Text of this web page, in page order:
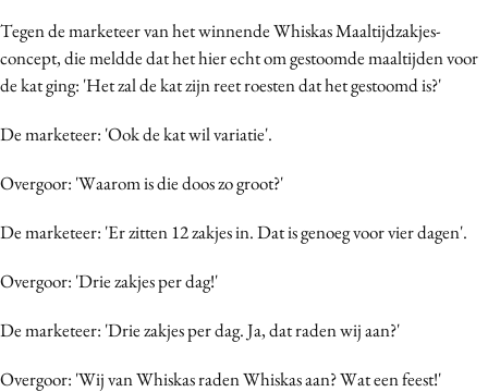
Tegen de marketeer van het winnende Whiskas Maaltijdzakjes-
concept, die meldde dat het hier echt om gestoomde maaltijden voor
de kat ging: 'Het zal de kat zijn reet roesten dat het gestoomd is?'
De marketeer: 'Ook de kat wil variatie'.
Overgoor: 'Waarom is die doos zo groot?'
De marketeer: 'Er zitten 12 zakjes in. Dat is genoeg voor vier dagen'.
Overgoor: 'Drie zakjes per dag!'
De marketeer: 'Drie zakjes per dag. Ja, dat raden wij aan?'
Overgoor: 'Wij van Whiskas raden Whiskas aan? Wat een feest!'